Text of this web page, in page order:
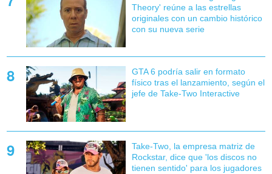
Theory' reúne a las estrellas
originales con un cambio histórico
con su nueva serie
GTA 6 podría salir en formato
físico tras el lanzamiento, según el
jefe de Take-Two Interactive
Take-Two, la empresa matriz de
Rockstar, dice que 'los discos no
tienen sentido' para los jugadores